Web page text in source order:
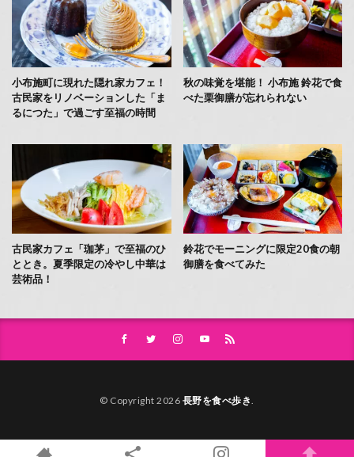
小布施町に現れた隠れ家カフェ！
古民家をリノベーションした「ま
るにつた」で過ごす至福の時間
秋の味覚を堪能！ 小布施 鈴花で食
べた栗御膳が忘れられない
古民家カフェ「珈茅」で至福のひ
ととき。夏季限定の冷やし中華は
芸術品！
鈴花でモーニングに限定20食の朝
御膳を食べてみた
© Copyright 2026 長野を食べ歩き.